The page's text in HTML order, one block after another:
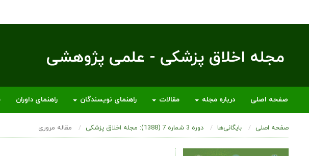
مجله اخلاق پزشکی - علمی پژوهشی
صفحه اصلی درباره مجله مقالات راهنمای نویسندگان راهنمای داوران
صفحه اصلی بایگانی‌ها دوره 3 شماره 7 (1388): مجله اخلاق پزشکی مقاله مروری